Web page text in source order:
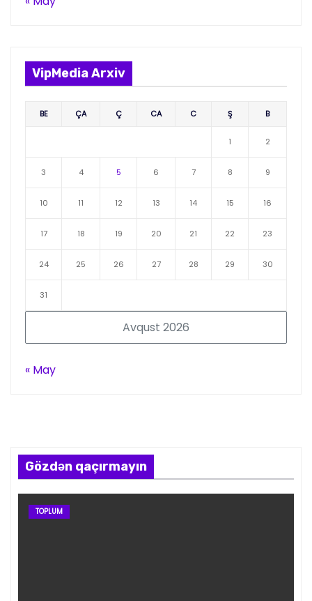
VipMedia Arxiv
Avqust 2026
BE ÇA Ç CA C Ş B
1 2
3 4 5 6 7 8 9
10 11 12 13 14 15 16
17 18 19 20 21 22 23
24 25 26 27 28 29 30
31
« May
Gözdən qaçırmayın
TOPLUM